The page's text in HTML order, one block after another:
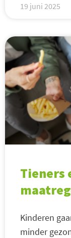
19 juni 2025
Tieners
Kinderen
minder